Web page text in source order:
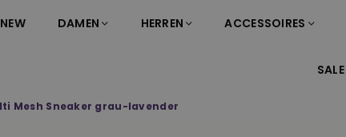
NEW DAMEN HERREN ACCESSOIRES
SALE
Mesh Sneaker grau-lavender